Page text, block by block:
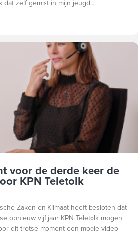
dat zelf gemist in mijn jeugd…
voor de derde keer de
KPN Teletolk
Zaken en Klimaat heeft besloten dat
opnieuw vijf jaar KPN Teletolk mogen
dit trotse moment een mooie video